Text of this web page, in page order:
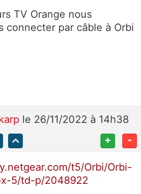
TV Orange nous
connecter par câble à Orbi
le 26/11/2022 à 14h38
+ -
t5/Orbi/Orbi-
5/td-p/2048922